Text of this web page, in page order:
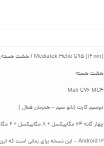
Mediatek Helio G95 (12 nm) / هشت هسته‌ی – دو هسته 2.05 گیگاهرتز Cortex-A76 به همراه شش هسته 2.0 گیگاهرتز Cortex-A55
هشت هسته
Mali-G76 MC4
دوسیم کارت (نانو سیم – همزمان فعال )
چهار گانه 64 مگاپیکسل + 8 مگاپیکسل + 2 مگاپیکسل + 2 مگاپیکسل
Android 12 – این نسخه برای زمانی است که این گوشی معرفی شده است و ممکن است در هنگام خرید شما، آپدیت جدیدتری برای آن آمده باشد و به اندروید ورژن بالاتر ارتقا پیدا کند / رابط کاربری MIUI 13